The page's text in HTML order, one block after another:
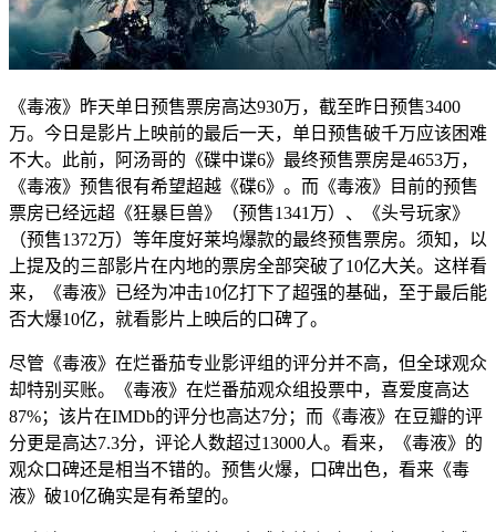
《毒液》昨天单日预售票房高达930万，截至昨日预售3400
万。今日是影片上映前的最后一天，单日预售破千万应该困难
不大。此前，阿汤哥的《碟中谍6》最终预售票房是4653万，
《毒液》预售很有希望超越《碟6》。而《毒液》目前的预售
票房已经远超《狂暴巨兽》（预售1341万）、《头号玩家》
（预售1372万）等年度好莱坞爆款的最终预售票房。须知，以
上提及的三部影片在内地的票房全部突破了10亿大关。这样看
来，《毒液》已经为冲击10亿打下了超强的基础，至于最后能
否大爆10亿，就看影片上映后的口碑了。
尽管《毒液》在烂番茄专业影评组的评分并不高，但全球观众
却特别买账。《毒液》在烂番茄观众组投票中，喜爱度高达
87%；该片在IMDb的评分也高达7分；而《毒液》在豆瓣的评
分更是高达7.3分，评论人数超过13000人。看来，《毒液》的
观众口碑还是相当不错的。预售火爆，口碑出色，看来《毒
液》破10亿确实是有希望的。